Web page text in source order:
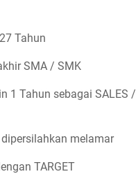
Tahun
SMA / SMK
1 Tahun sebagai SALES /
dipersilahkan melamar
TARGET